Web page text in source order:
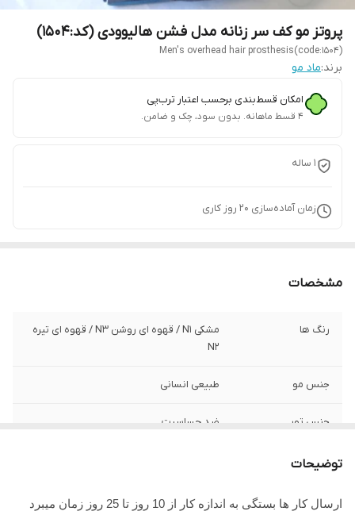
پروتز مو کف سر زنانه مدل فشن هالیوودی (کد:1504)
Men's overhead hair prosthesis(code:1504)
برند:ماد مو
امکان قسط‌بندی برحسب اعتبار ترب‌پی
۴ قسط ماهانه. بدون سود، چک و ضامن.
1 ساله
زمان آماده‌سازی 20 روز کاری
مشخصات
رنگ ها
مشکی N1 / قهوه ای روشن N3 / قهوه ای تیره
N2
جنس مو طبیعی انسانی
جنس تور ضد حساسیت
توضیحات
ارسال کار ها بستگی به اندازه کار از 10 روز تا 25 روز زمان میبرد